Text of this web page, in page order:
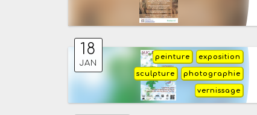
18
JAN
exposition
peinture
photographie
sculpture
vernissage